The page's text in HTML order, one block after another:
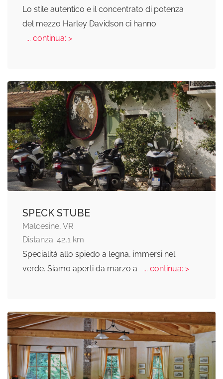
Lo stile autentico e il concentrato di potenza
del mezzo Harley Davidson ci hanno
... continua: >
SPECK STUBE
Malcesine, VR
Distanza: 42,1 km
Specialità allo spiedo a legna, immersi nel
verde. Siamo aperti da marzo a
... continua: >